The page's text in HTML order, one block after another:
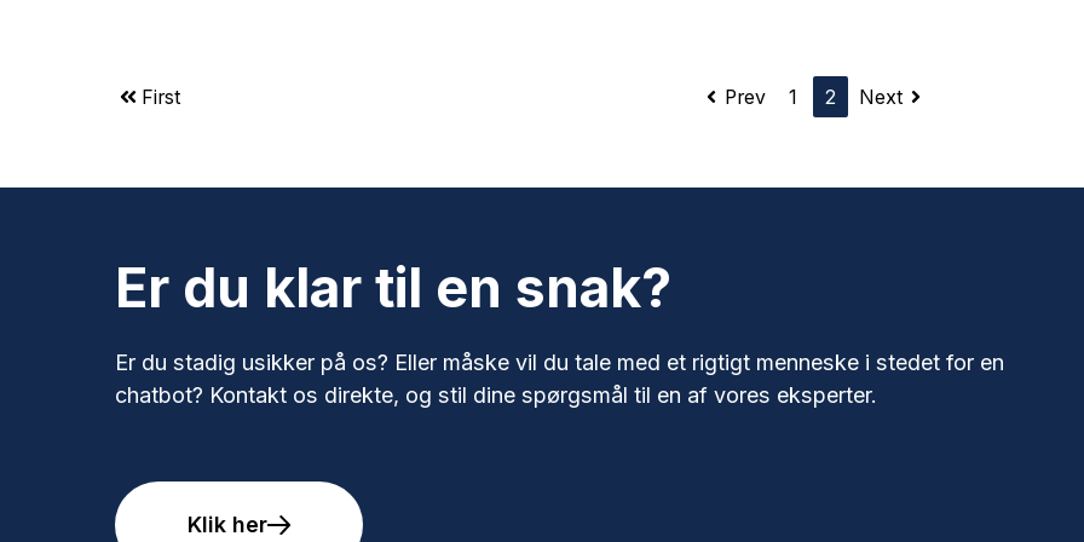
First Prev 1 2 Next
Er du klar til en snak?
Er du stadig usikker på os? Eller måske vil du tale med et rigtigt menneske i stedet for en
chatbot? Kontakt os direkte, og stil dine spørgsmål til en af vores eksperter.
Klik her